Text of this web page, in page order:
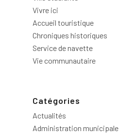
Vivre ici
Accueil touristique
Chroniques historiques
Service de navette
Vie communautaire
Catégories
Actualités
Administration municipale